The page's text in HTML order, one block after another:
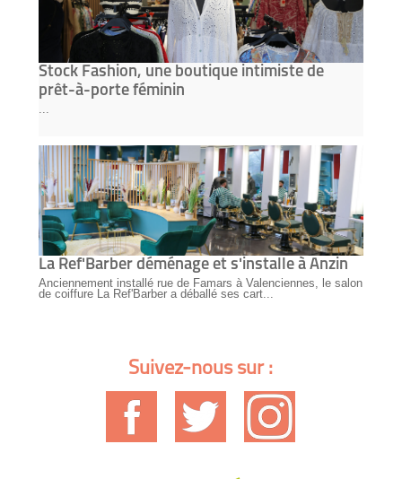
Stock Fashion, une boutique intimiste de
prêt-à-porte féminin
La Ref'Barber déménage et s'installe à Anzin
Anciennement installé rue de Famars à Valenciennes, le salon
de coiffure La Ref'Barber a déballé ses cart...
Suivez-nous sur :